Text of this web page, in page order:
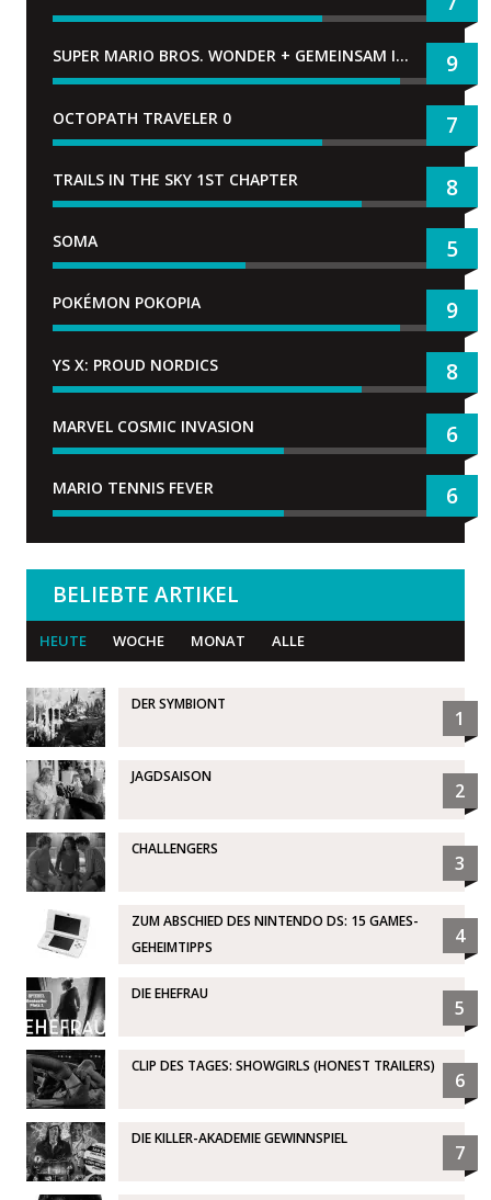
SUPER MARIO BROS. WONDER + GEMEINSAM IM BELLABEL-PARK 9
OCTOPATH TRAVELER 0 7
TRAILS IN THE SKY 1ST CHAPTER 8
SOMA 5
POKÉMON POKOPIA 9
YS X: PROUD NORDICS 8
MARVEL COSMIC INVASION 6
MARIO TENNIS FEVER 6
BELIEBTE ARTIKEL
HEUTE WOCHE MONAT ALLE
DER SYMBIONT
1
JAGDSAISON
2
CHALLENGERS
3
ZUM ABSCHIED DES NINTENDO DS: 15 GAMES-
GEHEIMTIPPS
4
DIE EHEFRAU
5
CLIP DES TAGES: SHOWGIRLS (HONEST TRAILERS)
6
DIE KILLER-AKADEMIE GEWINNSPIEL
7